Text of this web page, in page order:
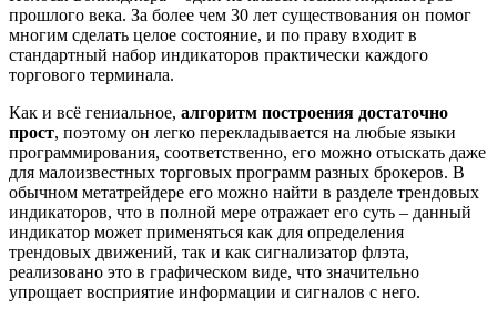
прошлого века. За более чем 30 лет существования он помог
многим сделать целое состояние, и по праву входит в
стандартный набор индикаторов практически каждого
торгового терминала.
Как и всё гениальное, алгоритм построения достаточно
прост, поэтому он легко перекладывается на любые языки
программирования, соответственно, его можно отыскать даже
для малоизвестных торговых программ разных брокеров. В
обычном метатрейдере его можно найти в разделе трендовых
индикаторов, что в полной мере отражает его суть – данный
индикатор может применяться как для определения
трендовых движений, так и как сигнализатор флэта,
реализовано это в графическом виде, что значительно
упрощает восприятие информации и сигналов с него.